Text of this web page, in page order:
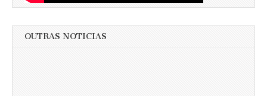
OUTRAS NOTICIAS